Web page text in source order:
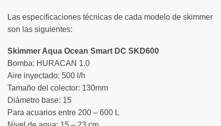
Las especificaciones técnicas de cada modelo de skimmer
son las siguientes:
Skimmer Aqua Ocean Smart DC SKD600
Bomba: HURACAN 1.0
Aire inyectado: 500 l/h
Tamaño del colector: 130mm
Diámetro base: 15
Para acuarios entre 200 – 600 L